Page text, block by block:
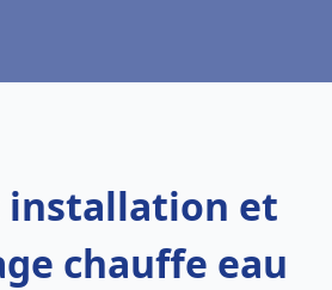
installation et
chauffe eau